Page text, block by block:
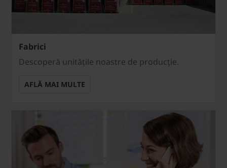
Fabrici
Descoperă unitățile noastre de producție.
AFLĂ MAI MULTE